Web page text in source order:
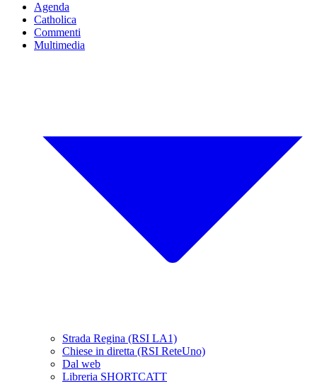
Agenda
Catholica
Commenti
Multimedia
Strada Regina (RSI LA1)
Chiese in diretta (RSI ReteUno)
Dal web
Libreria SHORTCATT